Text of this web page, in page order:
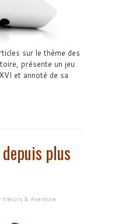
sur le thème des
présente un jeu
et annoté de sa
plus
trésors & Aventure